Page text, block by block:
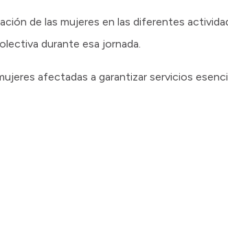
de las mujeres en las diferentes
durante esa jornada.
afectadas a garantizar servicios